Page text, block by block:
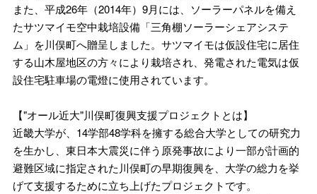
また、平成26年（2014年）9月には、ソーラーパネルを備え
たサツマイモ空中栽培設備「三角棚ソーラーシェアシステ
ム」を川俣町へ贈呈しました。サツマイモは仮設住宅に居住
する山木屋地区の方々により栽培され、発電された電気は仮
設住宅駐車場の電燈に使用されています。
【"オール近大"川俣町復興支援プロジェクトとは】
近畿大学が、14学部48学科を擁する総合大学としての研究力
を生かし、東日本大震災に伴う原発事故により一部が計画的
避難区域に指定された川俣町の早期復興を、大学の総力を挙
げて支援するために立ち上げたプロジェクトです。